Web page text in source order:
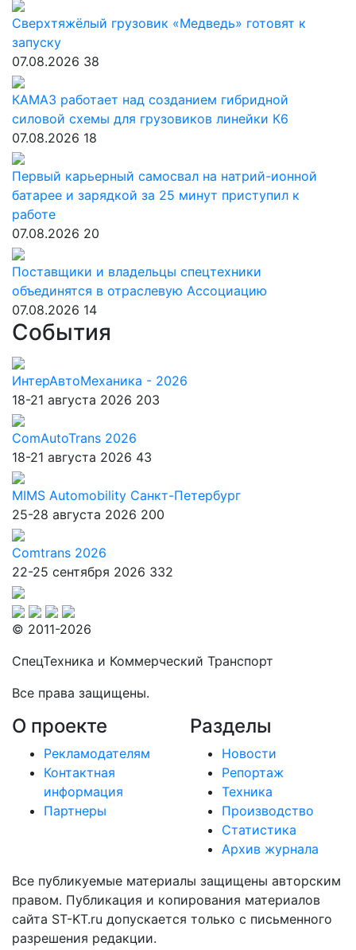
Сверхтяжёлый грузовик «Медведь» готовят к
запуску
07.08.2026 38
КАМАЗ работает над созданием гибридной
силовой схемы для грузовиков линейки К6
07.08.2026 18
Первый карьерный самосвал на натрий-ионной
батарее и зарядкой за 25 минут приступил к
работе
07.08.2026 20
Поставщики и владельцы спецтехники
объединятся в отраслевую Ассоциацию
07.08.2026 14
События
ИнтерАвтоМеханика - 2026
18-21 августа 2026 203
ComAutoTrans 2026
18-21 августа 2026 43
MIMS Automobility Санкт-Петербург
25-28 августа 2026 200
Comtrans 2026
22-25 сентября 2026 332
© 2011-2026
СпецТехника и Коммерческий Транспорт
Все права защищены.
О проекте
Рекламодателям
Контактная
информация
Партнеры
Разделы
Новости
Репортаж
Техника
Производство
Статистика
Архив журнала
Все публикуемые материалы защищены авторским
правом. Публикация и копирования материалов
сайта ST-KT.ru допускается только с письменного
разрешения редакции.